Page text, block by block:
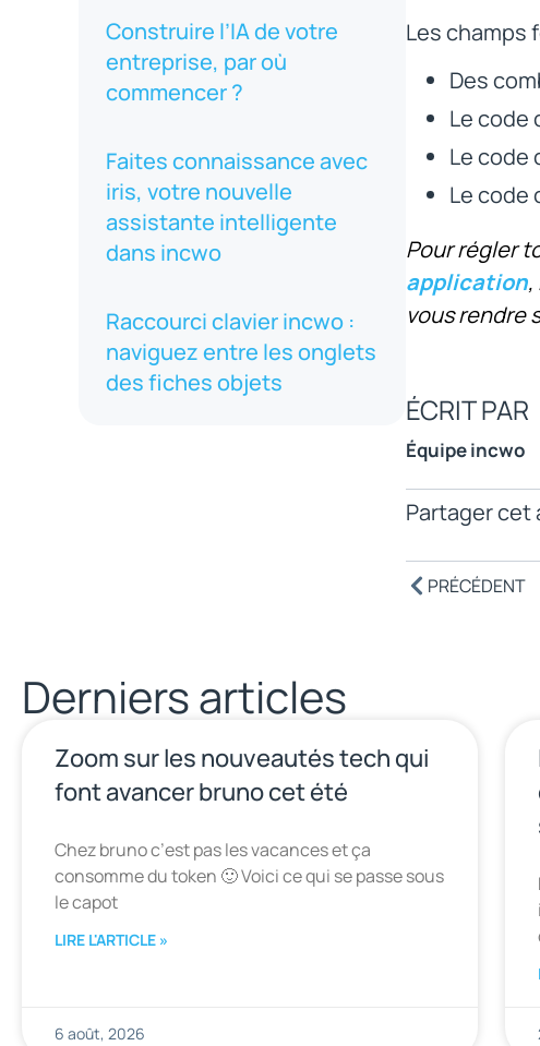
Construire l’IA de votre
entreprise, par où
commencer ?
Faites connaissance avec
iris, votre nouvelle
assistante intelligente
dans incwo
Raccourci clavier incwo :
naviguez entre les onglets
des fiches objets
Les champs
Des
Le code
Le code
Le code
Pour régler
application,
vous rendre
ÉCRIT PAR
Équipe incwo
Partager cet
PRÉCÉDENT
Derniers articles
Zoom sur les nouveautés tech qui
font avancer bruno cet été
Chez bruno c’est pas les vacances et ça
consomme du token 🙂 Voici ce qui se passe sous
le capot
LIRE L'ARTICLE »
6 août, 2026